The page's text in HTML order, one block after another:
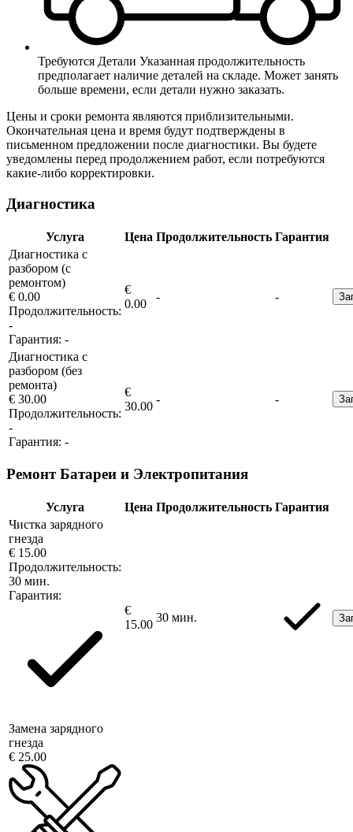
Требуются Детали Указанная продолжительность
предполагает наличие деталей на складе. Может занять
больше времени, если детали нужно заказать.
Цены и сроки ремонта являются приблизительными.
Окончательная цена и время будут подтверждены в
письменном предложении после диагностики. Вы будете
уведомлены перед продолжением работ, если потребуются
какие-либо корректировки.
Диагностика
Услуга Цена Продолжительность Гарантия
Диагностика с
разбором (с
ремонтом)
€ 0.00
Продолжительность:
-
Гарантия: -
€
0.00
- -
Диагностика с
разбором (без
ремонта)
€ 30.00
Продолжительность:
-
Гарантия: -
€
30.00
- -
Ремонт Батареи и Электропитания
Услуга Цена Продолжительность Гарантия
Чистка зарядного
гнезда
€ 15.00
Продолжительность:
30 мин.
Гарантия:
€
15.00
30 мин.
Замена зарядного
гнезда
€ 25.00